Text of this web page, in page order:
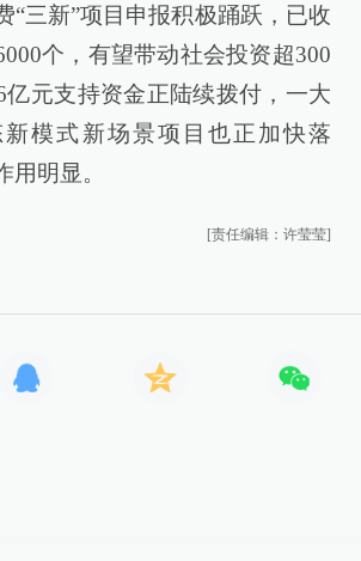
“三新”项目申报积极踊跃，已收
个，有望带动社会投资超300
亿元支持资金正陆续拨付，一大
模式新场景项目也正加快落
用明显。
[责任编辑：许莹莹]